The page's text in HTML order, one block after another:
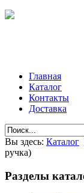
Главная
Каталог
Контакты
Доставка
Вы здесь: Каталог
ручка)
Разделы